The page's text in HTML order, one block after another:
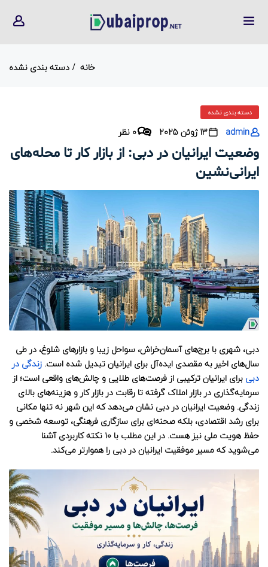
خانه دسته بندی نشده
دسته بندی نشده
admin 13 ژوئن 2025 0 نظر
وضعیت ایرانیان در دبی: از بازار کار تا محله‌های
ایرانی‌نشین
دبی، شهری با برج‌های آسمان‌خراش، سواحل زیبا و بازارهای شلوغ، در طی
سال‌های اخیر به مقصدی ایده‌آل برای ایرانیان تبدیل شده است. زندگی در
دبی برای ایرانیان ترکیبی از فرصت‌های طلایی و چالش‌های واقعی است؛ از
سرمایه‌گذاری در بازار املاک گرفته تا رقابت در بازار کار و هزینه‌های بالای
زندگی. وضعیت ایرانیان در دبی نشان می‌دهد که این شهر نه تنها مکانی
برای رشد اقتصادی، بلکه صحنه‌ای برای سازگاری فرهنگی، توسعه شخصی و
حفظ هویت ملی نیز هست. در این مطلب با ۱۰ نکته کاربردی آشنا
می‌شوید که مسیر موفقیت ایرانیان در دبی را هموارتر می‌کند.